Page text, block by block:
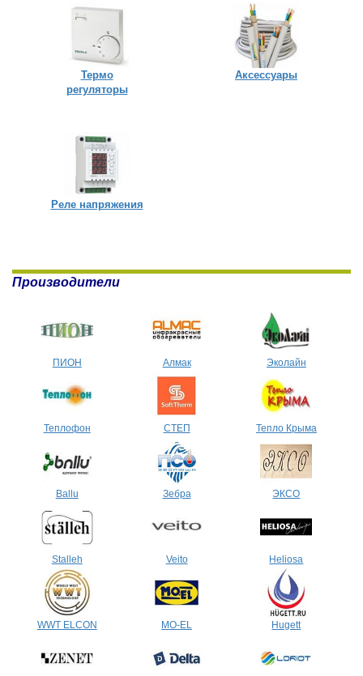
Термо
регуляторы
Аксессуары
Реле напряжения
Производители
ПИОН Алмак Эколайн
Теплофон СТЕП Тепло Крыма
Ballu Зебра ЭКСО
Stalleh Veito Heliosa
WWT ELCON MO-EL Hugett